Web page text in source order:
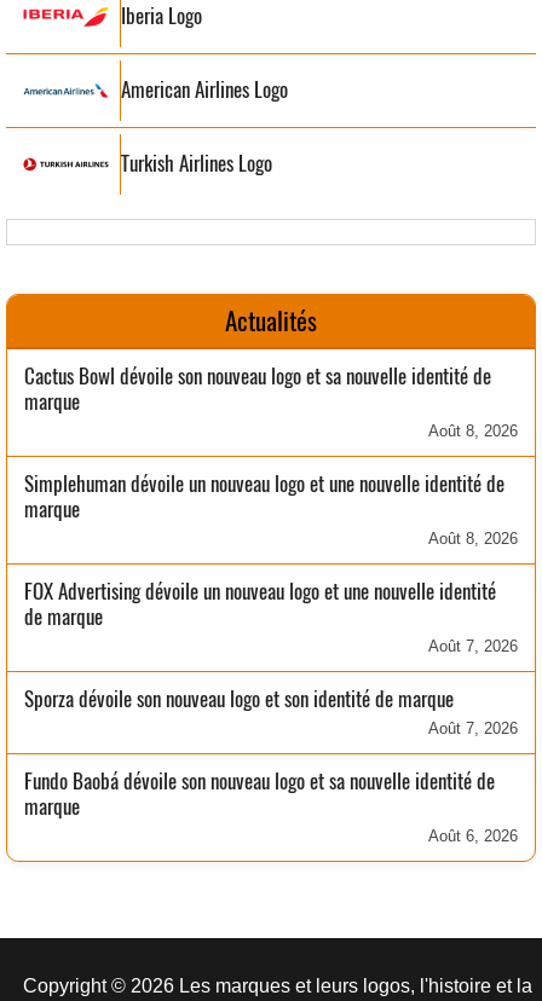
Iberia Logo
American Airlines Logo
Turkish Airlines Logo
Actualités
Cactus Bowl dévoile son nouveau logo et sa nouvelle identité de
marque
Août 8, 2026
Simplehuman dévoile un nouveau logo et une nouvelle identité de
marque
Août 8, 2026
FOX Advertising dévoile un nouveau logo et une nouvelle identité
de marque
Août 7, 2026
Sporza dévoile son nouveau logo et son identité de marque
Août 7, 2026
Fundo Baobá dévoile son nouveau logo et sa nouvelle identité de
marque
Août 6, 2026
Copyright © 2026 Les marques et leurs logos, l'histoire et la